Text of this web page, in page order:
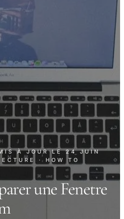
À JOUR LE24 JUIN
· HOW TO
une Fenetre